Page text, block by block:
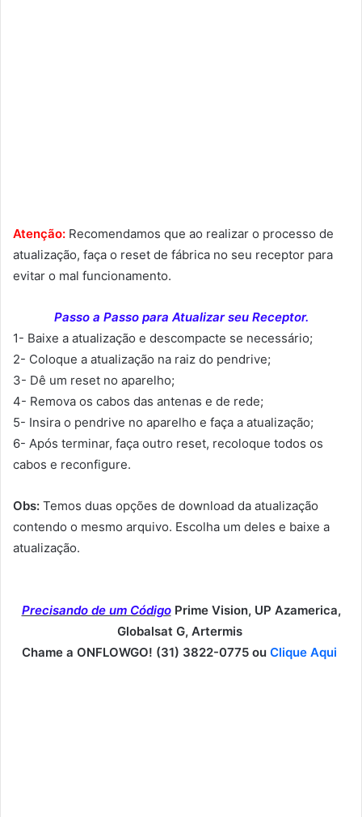
Atenção: Recomendamos que ao realizar o processo de
atualização, faça o reset de fábrica no seu receptor para
evitar o mal funcionamento.
Passo a Passo para Atualizar seu Receptor.
1- Baixe a atualização e descompacte se necessário;
2- Coloque a atualização na raiz do pendrive;
3- Dê um reset no aparelho;
4- Remova os cabos das antenas e de rede;
5- Insira o pendrive no aparelho e faça a atualização;
6- Após terminar, faça outro reset, recoloque todos os
cabos e reconfigure.
Obs: Temos duas opções de download da atualização
contendo o mesmo arquivo. Escolha um deles e baixe a
atualização.
Precisando de um Código Prime Vision, UP Azamerica,
Globalsat G, Artermis
Chame a ONFLOWGO! (31) 3822-0775 ou Clique Aqui